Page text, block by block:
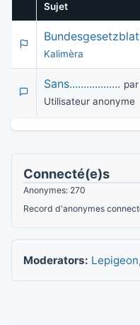
Sujet
Kalimèra
Sans.................. par
Utilisateur anonyme
Connecté(e)s
Anonymes: 270
Record d'anonymes
Moderators: Lepigeon,